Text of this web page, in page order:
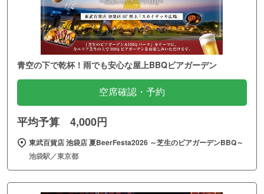
青空の下で乾杯！雨でも安心な屋上BBQビアガーデン
空席確認・予約
平均予算 4,000円
東武百貨店 池袋店 夏BeerFesta2026 ～芝生のビアガーデンBBQ～
池袋駅／東京都